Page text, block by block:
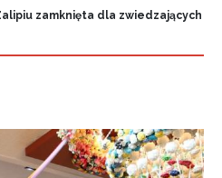
zamknięta dla zwiedzających